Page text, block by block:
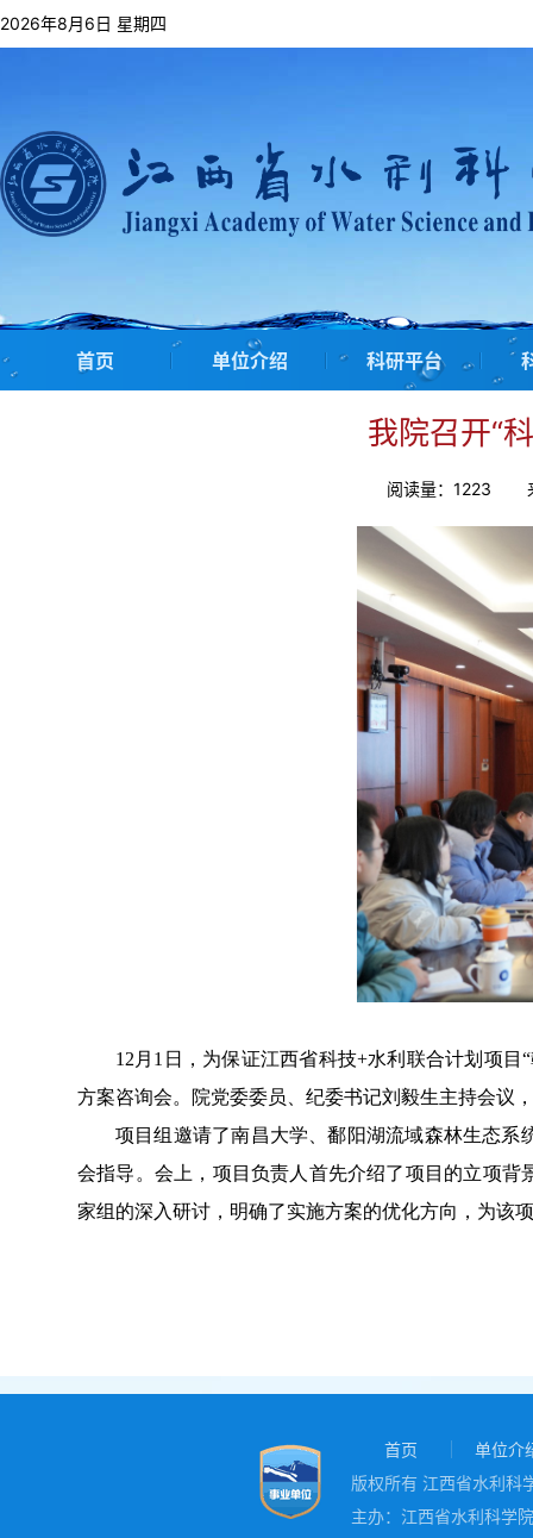
2026年8月6日 星期四
首页 单位介绍 科研平台
我院召开“
阅读量： 1223
12 月 1 日，为保证江西省科技+水利联合计划项目
方案咨询会。
院党委委员 纪委书记刘毅生主持会议
项目组邀请了南昌大学、鄱阳湖流域森林生态系
会指导。 会上 ， 项目负责人首先介绍了项目的立项背
家组的深入研讨，明确了实施方案的优化方向，为该
首页
单位介
版权所有 江西省水利科
主办：江西省水利科学